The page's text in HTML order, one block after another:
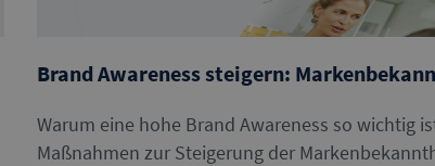
Brand Awareness steigern:
Warum eine hohe Brand Awareness so wichtig
Maßnahmen zur Steigerung der